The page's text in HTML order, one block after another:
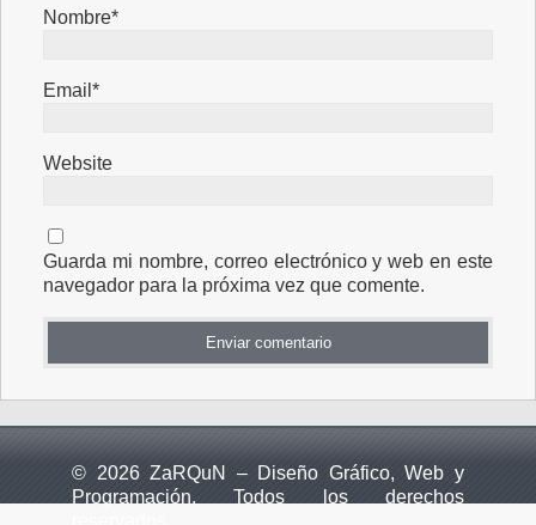
Nombre*
Email*
Website
Guarda mi nombre, correo electrónico y web en este
navegador para la próxima vez que comente.
© 2026 ZaRQuN – Diseño Gráfico, Web y
Programación. Todos los derechos